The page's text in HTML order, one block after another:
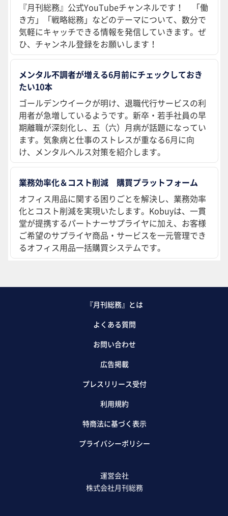
『月刊総務』公式YouTubeチャンネルです！ 「働
き方」「戦略総務」などのテーマについて、数分で
気軽にキャッチできる情報を発信していきます。ぜ
ひ、チャンネル登録をお願いします！
メンタル不調者が増える6月前にチェックしておき
たい10本
ゴールデンウイークが明け、退職代行サービスの利
用者が急増しているようです。新卒・若手社員の早
期離職が深刻化し、五（六）月病が話題になってい
ます。気象病と仕事のストレスが重なる6月に向
け、メンタルヘルス対策を紹介します。
業務効率化＆コスト削減 購買プラットフォーム
オフィス用品に関する困りごとを解決し、業務効率
化とコスト削減を実現いたします。Kobuyは、一貫
堂が提携するパートナーサプライヤに加え、お客様
ご希望のサプライヤ商品・サービスを一元管理でき
るオフィス用品一括購買システムです。
『月刊総務』とは
よくある質問
お問い合わせ
広告掲載
プレスリリース受付
利用規約
特商法に基づく表示
プライバシーポリシー
運営会社
株式会社月刊総務